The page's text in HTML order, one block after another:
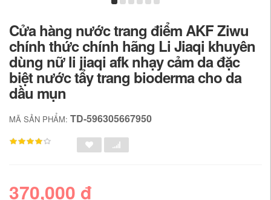
Cửa hàng nước trang điểm AKF Ziwu
chính thức chính hãng Li Jiaqi khuyên
dùng nữ li jiaqi afk nhạy cảm da đặc
biệt nước tẩy trang bioderma cho da
dầu mụn
MÃ SẢN PHẨM: TD-596305667950
370,000 đ